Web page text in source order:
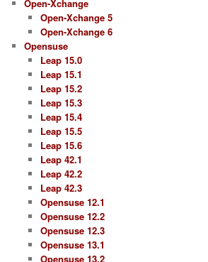
Open-Xchange
Open-Xchange 5
Open-Xchange 6
Opensuse
Leap 15.0
Leap 15.1
Leap 15.2
Leap 15.3
Leap 15.4
Leap 15.5
Leap 15.6
Leap 42.1
Leap 42.2
Leap 42.3
Opensuse 12.1
Opensuse 12.2
Opensuse 12.3
Opensuse 13.1
Opensuse 13.2